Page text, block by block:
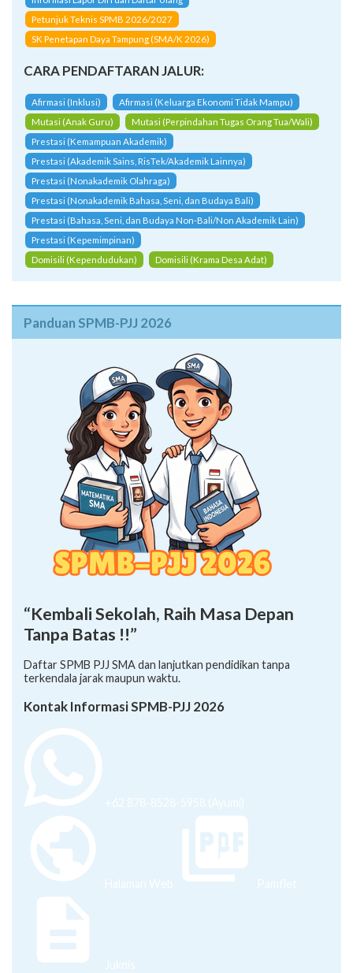
Petunjuk Teknis SPMB 2026/2027
SK Penetapan Daya Tampung (SMA/K 2026)
CARA PENDAFTARAN JALUR:
Afirmasi (Inklusi)
Afirmasi (Keluarga Ekonomi Tidak Mampu)
Mutasi (Anak Guru)
Mutasi (Perpindahan Tugas Orang Tua/Wali)
Prestasi (Kemampuan Akademik)
Prestasi (Akademik Sains, RisTek/Akademik Lainnya)
Prestasi (Nonakademik Olahraga)
Prestasi (Nonakademik Bahasa, Seni, dan Budaya Bali)
Prestasi (Bahasa, Seni, dan Budaya Non-Bali/Non Akademik Lain)
Prestasi (Kepemimpinan)
Domisili (Kependudukan)
Domisili (Krama Desa Adat)
Panduan SPMB-PJJ 2026
“Kembali Sekolah, Raih Masa Depan
Tanpa Batas !!”
Daftar SPMB PJJ SMA dan lanjutkan pendidikan tanpa
terkendala jarak maupun waktu.
Kontak Informasi SPMB-PJJ 2026
+62 878-8528-5958 (Ayumi)
Halaman Web Pamflet
Juknis